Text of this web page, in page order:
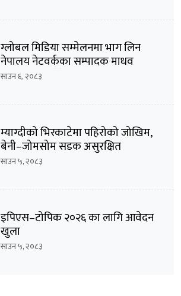
ग्लोबल मिडिया सम्मेलनमा भाग लिन
नेपालय नेटवर्कका सम्पादक माधव
बराल सहित पौडेल जापान प्रस्थान
साउन ६, २०८३
म्याग्दीको भिरकाटेमा पहिरोको जोखिम,
बेनी–जोमसोम सडक असुरक्षित
साउन ५, २०८३
इपिएस–टोपिक २०२६ का लागि आवेदन
खुला
साउन ५, २०८३